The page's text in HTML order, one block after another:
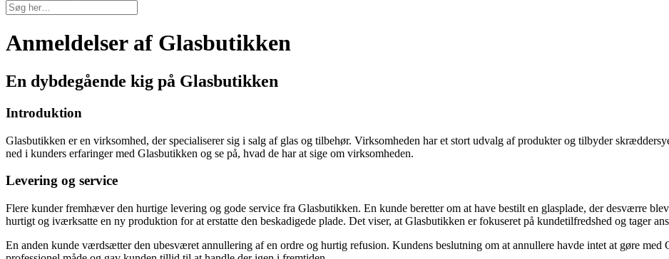
Anmeldelser af Glasbutikken
En dybdegående kig på Glasbutikken
Introduktion
Glasbutikken er en virksomhed, der specialiserer sig i salg af glas og tilbehør. Virksomheden har et stort udvalg af produkter og tilbyder
ned i kunders erfaringer med Glasbutikken og se på, hvad de har at sige om virksomheden.
Levering og service
Flere kunder fremhæver den hurtige levering og gode service fra Glasbutikken. En kunde beretter om at have bestilt en glasplade, der desværre
hurtigt og iværksatte en ny produktion for at erstatte den beskadigede plade. Det viser, at Glasbutikken er fokuseret på kundetilfredshed og tager
En anden kunde værdsætter den ubesværet annullering af en ordre og hurtig refusion. Kundens beslutning om at annullere havde intet at gøre med